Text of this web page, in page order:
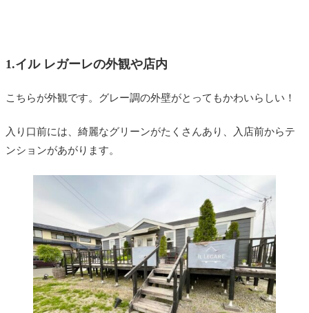
1.イル レガーレの外観や店内
こちらが外観です。グレー調の外壁がとってもかわいらしい！
入り口前には、綺麗なグリーンがたくさんあり、入店前からテ
ンションがあがります。